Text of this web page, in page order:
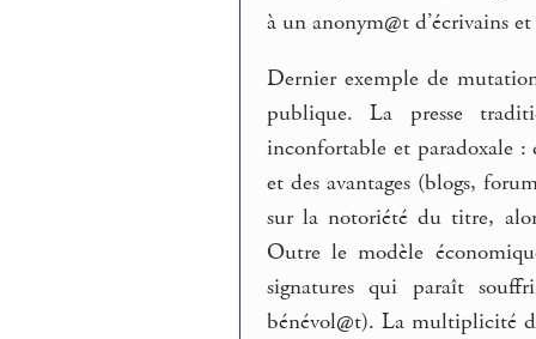
à un anonym@t d’écrivains
Dernier exemple de
publique. La presse
inconfortable et paradoxale :
et des avantages (blogs,
sur la notoriété du titre,
Outre le modèle
signatures qui paraît
bénévol@t). La multiplicité